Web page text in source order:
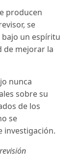
producen
se
un espíritu
de mejorar la
nunca
sobre su
de los
se
investigación.